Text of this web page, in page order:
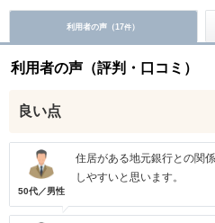
利用者の声（17件）
利用者の声（評判・口コミ）
良い点
50代／男性
住居がある地元銀行との関
しやすいと思います。